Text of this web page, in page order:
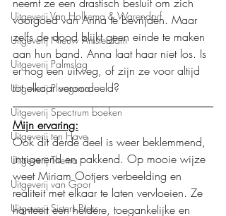
Uitgeverij Van Holkema & Warendorf
Uitgeverij Nieuw Amsterdam
Uitgeverij Palmslag
Uitgeverij Ploegsma
Uitgeverij Spectrum boeken
Uitgeverij ten Have
Uitgeverij Thema
Uitgeverij van Goor
Uitgeverij Sisters Press
voorgoed van Anna te bevrijden. Maar
zelfs de dood blijkt geen einde te maken
aan hun band. Anna laat haar niet los. Is
er nog een uitweg, of zijn ze voor altijd
tot elkaar veroordeeld?
Mijn ervaring:
Ook dit derde deel is weer beklemmend,
intrigerend en pakkend. Op mooie wijze
weet Miriam Ootjers verbeelding en
realiteit met elkaar te laten vervloeien. Ze
hanteert een heldere, toegankelijke en